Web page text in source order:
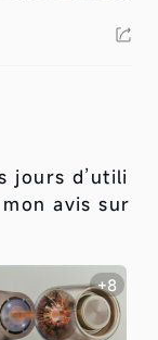
jours d’utili
avis sur
+8